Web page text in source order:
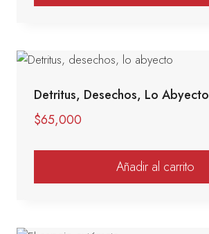
Detritus, Desechos, Lo Abyecto
$65,000
Añadir al carrito